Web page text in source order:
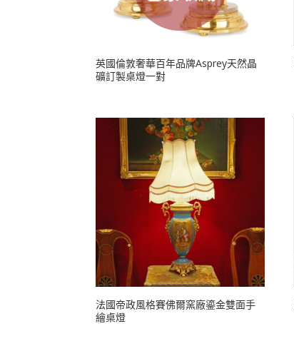
英國倫敦奢華百年品牌Asprey天然晶
礦訂製桌燈一對
法國帝政風格賽佛爾窯廠鎏金雙面手
繪桌燈